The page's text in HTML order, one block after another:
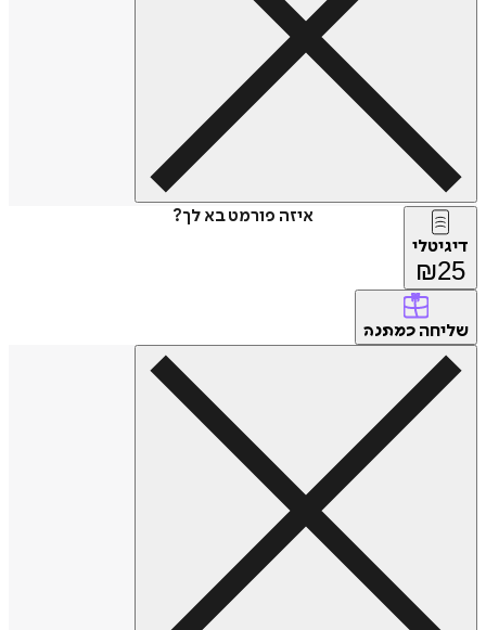
איזה פורמט בא לך?
דיגיטלי
₪25
שליחה כמתנה